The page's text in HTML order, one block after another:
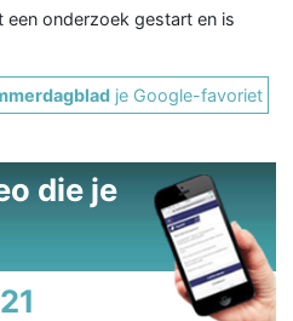
onderzoek gestart en is
je Google-favoriet
die je